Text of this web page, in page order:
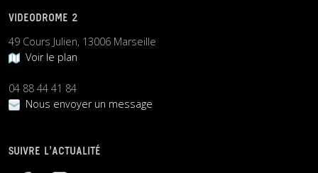
VIDEODROME 2
49 Cours Julien, 13006 Marseille
Voir le plan
04 88 44 41 84
Nous envoyer un message
SUIVRE L’ACTUALITÉ